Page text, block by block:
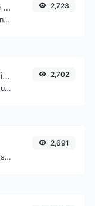
Calculateur de taille de texte
Obtenez la taille d'un texte en octets (B), kilooctets (KB) ou mégaoctets (MB).
2,723
Générateur de lien de timestamp YouTube
Liens YouTube générés avec un horodatage de début exact, utiles pour les utilisateurs mobiles.
2,702
Obtenez tous les détails possibles sur un certificat SSL.
2,691